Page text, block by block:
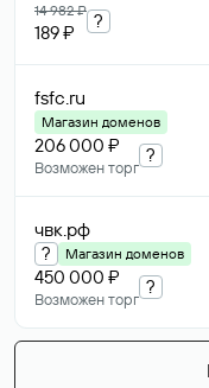
14 982 ₽
189 ₽
?
fsfc.ru
Магазин доменов
206 000 ₽
Возможен торг
?
чвк.рф
? Магазин доменов
450 000 ₽
Возможен торг
?